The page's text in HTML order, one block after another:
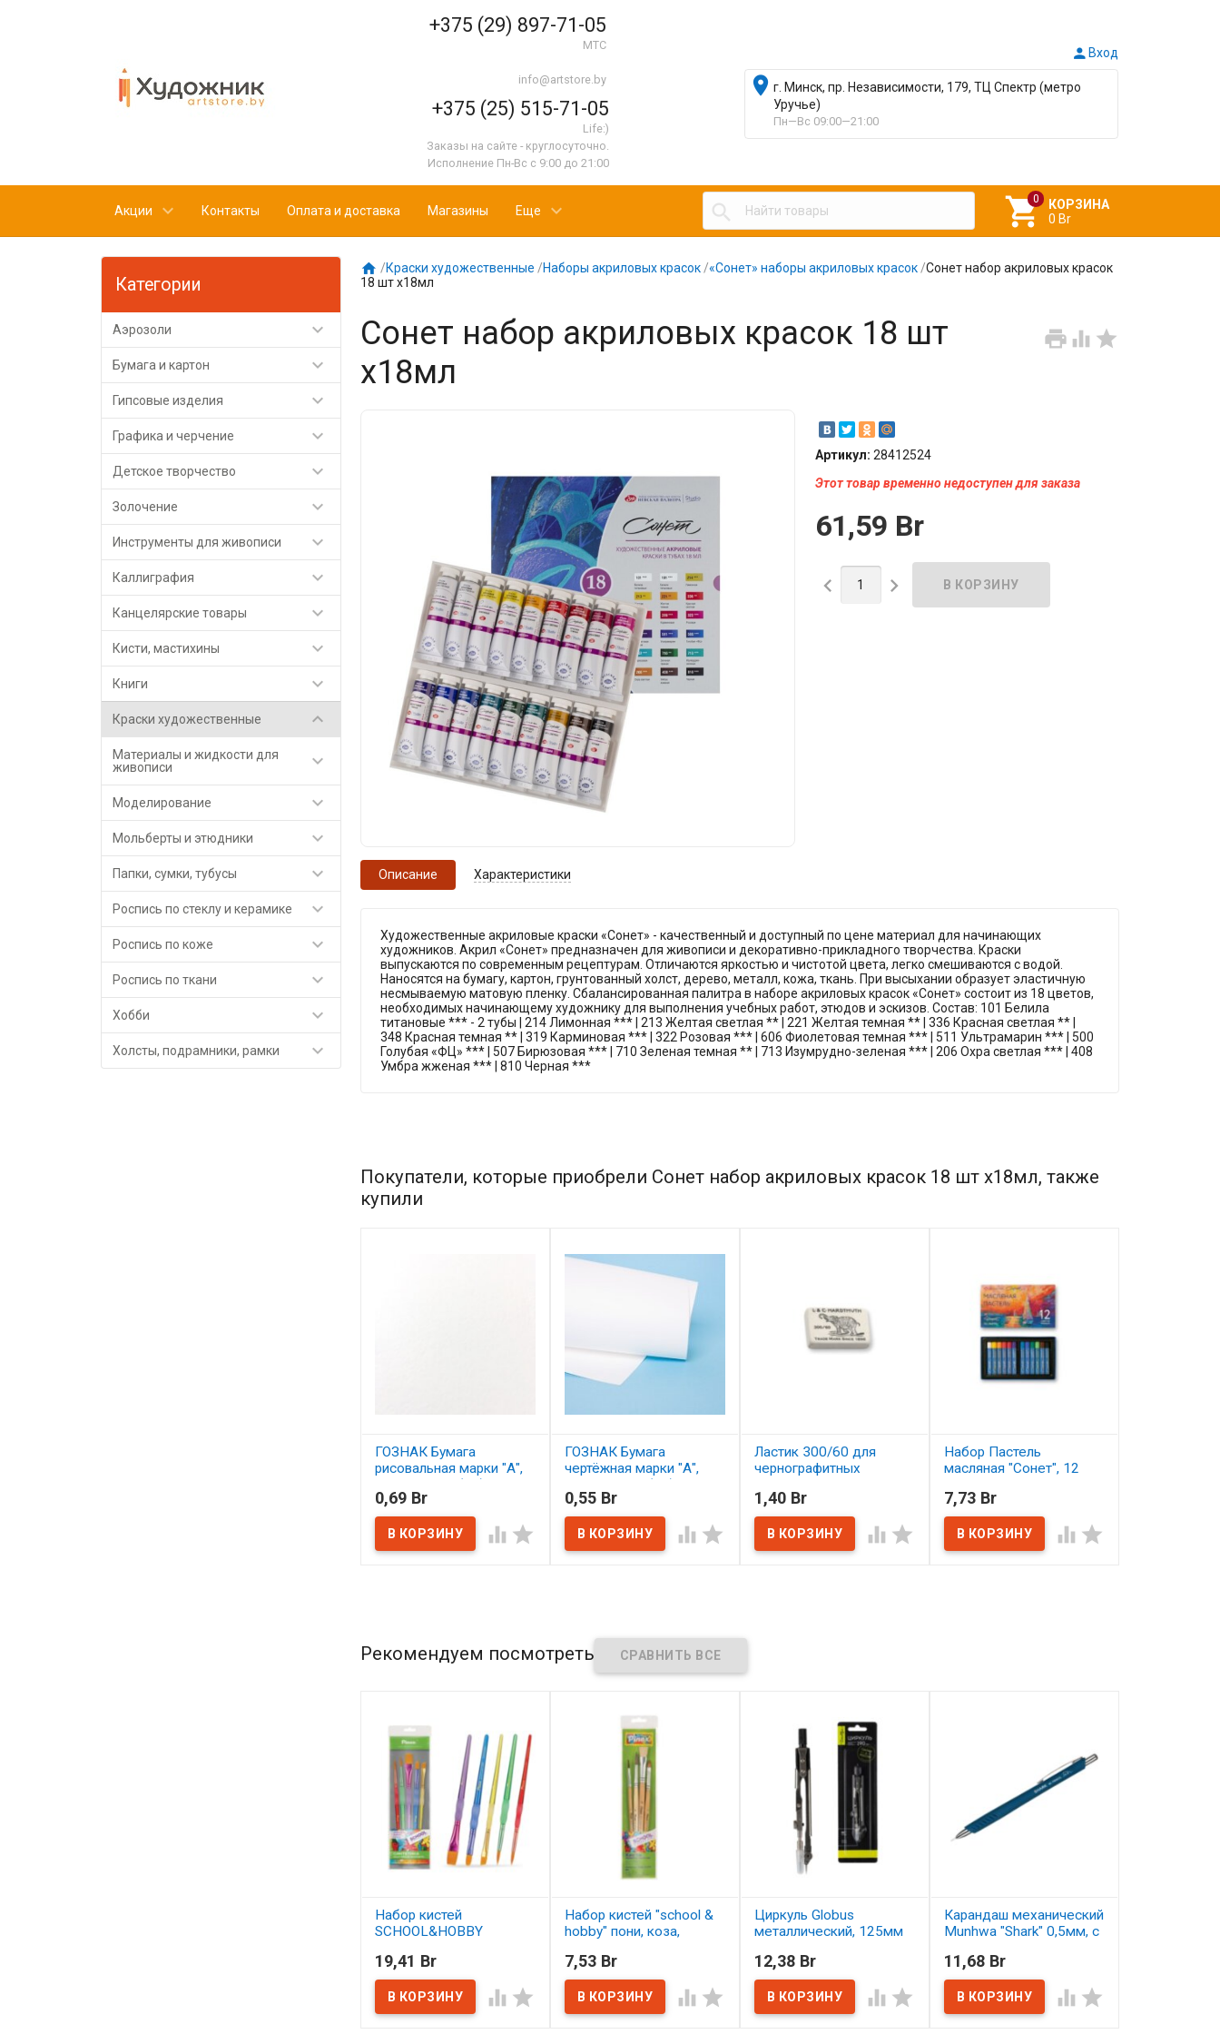
+375 (29) 897-71-05
МТС
info@artstore.by
+375 (25) 515-71-05
Life:)
Заказы на сайте - круглосуточно.
Исполнение Пн-Вс с 9:00 до 21:00
Вход
г. Минск, пр. Независимости, 179, ТЦ Спектр (метро
Уручье)
Пн—Вс 09:00—21:00
Акции Контакты Оплата и доставка Магазины Еще  
КОРЗИНА
0 Br
Категории
Аэрозоли 
Бумага и картон 
Гипсовые изделия 
Графика и черчение 
Детское творчество 
Золочение 
Инструменты для живописи 
Каллиграфия 
Канцелярские товары 
Кисти, мастихины 
Книги 
Краски художественные 
Материалы и жидкости для
живописи

Моделирование 
Мольберты и этюдники 
Папки, сумки, тубусы 
Роспись по стеклу и керамике 
Роспись по коже 
Роспись по ткани 
Хобби 
Холсты, подрамники, рамки 
 /Краски художественные /Наборы акриловых красок /«Сонет» наборы акриловых красок /Сонет набор акриловых красок
18 шт х18мл
  
Сонет набор акриловых красок 18 шт
х18мл
Артикул: 28412524
Этот товар временно недоступен для заказа
61,59 Br
 
Описание Характеристики
Художественные акриловые краски «Сонет» - качественный и доступный по цене материал для начинающих
художников. Акрил «Сонет» предназначен для живописи и декоративно-прикладного творчества. Краски
выпускаются по современным рецептурам. Отличаются яркостью и чистотой цвета, легко смешиваются с водой.
Наносятся на бумагу, картон, грунтованный холст, дерево, металл, кожа, ткань. При высыхании образует эластичную
несмываемую матовую пленку. Сбалансированная палитра в наборе акриловых красок «Сонет» состоит из 18 цветов,
необходимых начинающему художнику для выполнения учебных работ, этюдов и эскизов. Состав: 101 Белила
титановые *** - 2 тубы | 214 Лимонная *** | 213 Желтая светлая ** | 221 Желтая темная ** | 336 Красная светлая ** |
348 Красная темная ** | 319 Карминовая *** | 322 Розовая *** | 606 Фиолетовая темная *** | 511 Ультрамарин *** | 500
Голубая «ФЦ» *** | 507 Бирюзовая *** | 710 Зеленая темная ** | 713 Изумрудно-зеленая *** | 206 Охра светлая *** | 408
Умбра жженая *** | 810 Черная ***
Покупатели, которые приобрели Сонет набор акриловых красок 18 шт х18мл, также
купили
ГОЗНАК Бумага
рисовальная марки "А",
297х420 мм (А3),
плотность 200г/м2
В наличии
0,69 Br
 
ГОЗНАК Бумага
чертёжная марки "А",
297х420 мм (А3),
плотность 200 г/м2
В наличии
0,55 Br
 
Ластик 300/60 для
чернографитных
В наличии
1,40 Br
 
Набор Пастель
масляная "Сонет", 12
В наличии
7,73 Br
 
Рекомендуем посмотреть
Набор кистей
SCHOOL&HOBBY
АССОРТИ
В наличии
19,41 Br
 
Набор кистей "school &
hobby" пони, коза,
В наличии
7,53 Br
 
Циркуль Globus
металлический, 125мм
В наличии
12,38 Br
 
Карандаш механический
Munhwa "Shark" 0,5мм, с
В наличии
11,68 Br
 